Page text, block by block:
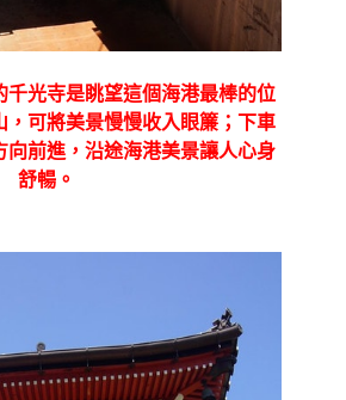
千光寺是眺望這個海港最棒的位
，可將美景慢慢收入眼簾；下車
向前進，沿途海港美景讓人心身
舒暢。